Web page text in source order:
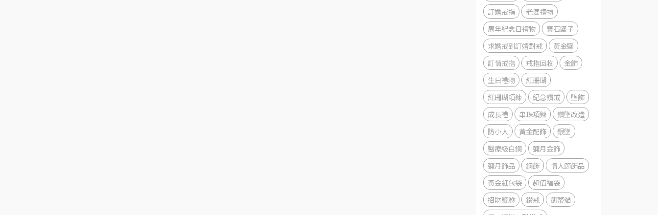
訂婚戒指
老婆禮物
周年紀念日禮物
寶石墜子
求婚戒到訂婚對戒
黃金墜
訂情戒指
戒指回收
金飾
生日禮物
紅珊瑚
紅珊瑚項鍊
紀念鑽戒
墜飾
成長禮
串珠項鍊
鑽墜改造
防小人
黃金配飾
銀墜
醫療級白鋼
彌月金飾
彌月飾品
鋼飾
情人節飾品
黃金紅包袋
超值福袋
招財貔貅
鑽戒
凱蒂貓